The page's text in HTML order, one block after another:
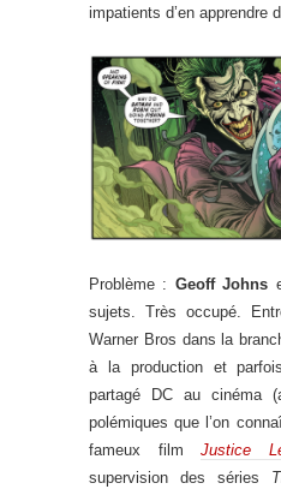
impatients d’en apprendre
Problème : Geoff Johns
sujets. Très occupé.
Warner Bros dans la
à la production et
partagé DC au cinéma
polémiques que l’on
fameux filmJustice
supervision des séries